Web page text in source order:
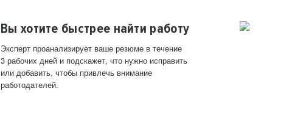
Вы хотите быстрее найти работу
Эксперт проанализирует ваше резюме в течение
3 рабочих дней и подскажет, что нужно исправить
или добавить, чтобы привлечь внимание
работодателей.